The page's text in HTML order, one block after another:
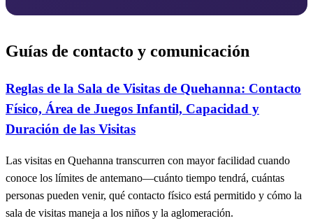
Guías de contacto y comunicación
Reglas de la Sala de Visitas de Quehanna: Contacto
Físico, Área de Juegos Infantil, Capacidad y
Duración de las Visitas
Las visitas en Quehanna transcurren con mayor facilidad cuando
conoce los límites de antemano—cuánto tiempo tendrá, cuántas
personas pueden venir, qué contacto físico está permitido y cómo la
sala de visitas maneja a los niños y la aglomeración.